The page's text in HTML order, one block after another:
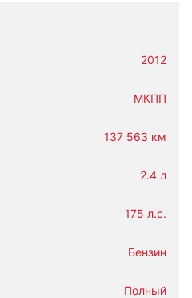
2012
МКПП
137 563 км
2.4 л
175 л.с.
Бензин
Полный